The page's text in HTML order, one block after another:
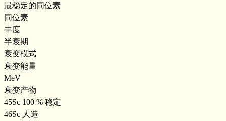
最稳定的同位素
同位素
丰度
半衰期
衰变模式
衰变能量
MeV
衰变产物
45Sc 100 % 稳定
46Sc 人造